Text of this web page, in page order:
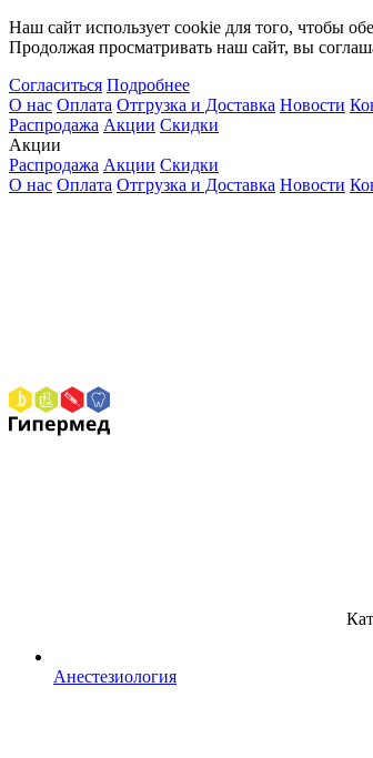
Наш сайт использует cookie для того, чтобы
Продолжая просматривать наш сайт, вы
Согласиться Подробнее
О нас Оплата Отгрузка и Доставка Новости
Распродажа Акции Скидки
Акции
Распродажа Акции Скидки
О нас Оплата Отгрузка и Доставка Новости
Анестезиология